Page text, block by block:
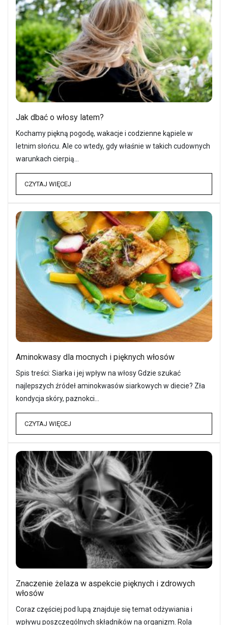
Jak dbać o włosy latem?
Kochamy piękną pogodę, wakacje i codzienne kąpiele w
letnim słońcu. Ale co wtedy, gdy właśnie w takich cudownych
warunkach cierpią…
CZYTAJ WIĘCEJ
Aminokwasy dla mocnych i pięknych włosów
Spis treści: Siarka i jej wpływ na włosy Gdzie szukać
najlepszych źródeł aminokwasów siarkowych w diecie? Zła
kondycja skóry, paznokci…
CZYTAJ WIĘCEJ
Znaczenie żelaza w aspekcie pięknych i zdrowych
włosów
Coraz częściej pod lupą znajduje się temat odżywiania i
wpływu poszczególnych składników na organizm. Rola